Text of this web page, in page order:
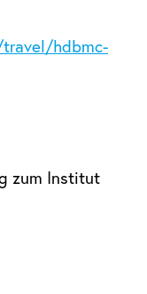
hdbmc-
zum Institut